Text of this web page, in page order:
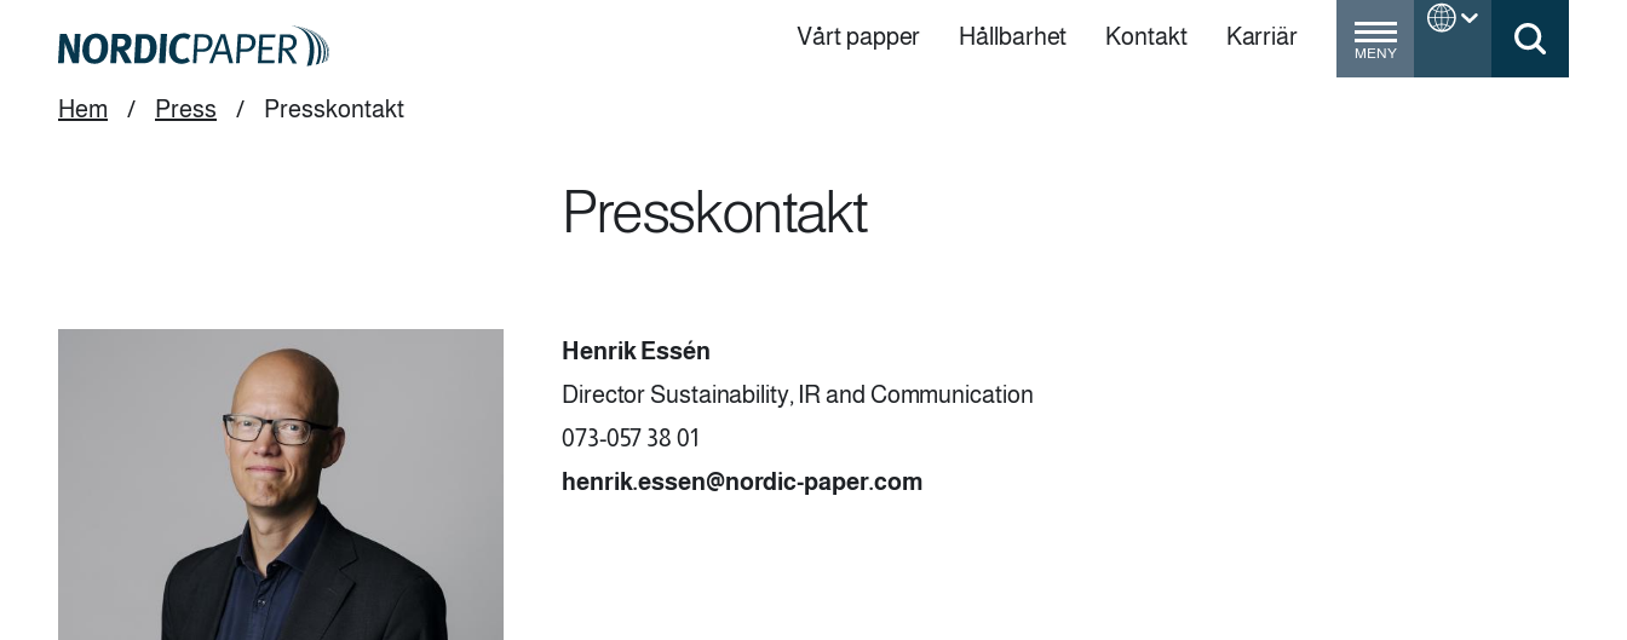
content
(SV)
Vårt papper Hållbarhet Kontakt Karriär
MENY
Breadcrumb
Hem / Press / Presskontakt
Presskontakt
Henrik Essén
Director Sustainability, IR and Communication
073-057 38 01
henrik.essen@nordic-paper.com